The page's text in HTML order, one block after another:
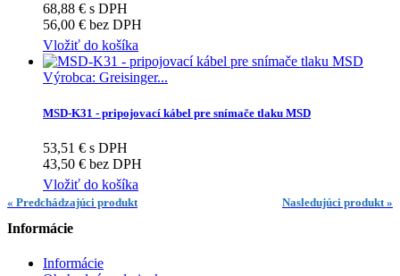
68,88 € s DPH
56,00 € bez DPH
Vložiť do košíka
Výrobca: Greisinger...
MSD-K31 - pripojovací kábel pre snímače tlaku MSD
53,51 € s DPH
43,50 € bez DPH
Vložiť do košíka
« Predchádzajúci produkt Nasledujúci produkt »
Informácie
Informácie